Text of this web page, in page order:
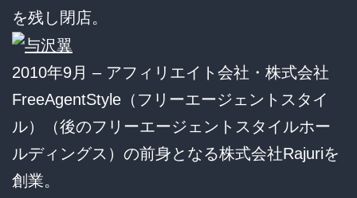
を残し閉店。
2010年9月 – アフィリエイト会社・株式会社
FreeAgentStyle（フリーエージェントスタイ
ル）（後のフリーエージェントスタイルホー
ルディングス）の前身となる株式会社Rajuriを
創業。